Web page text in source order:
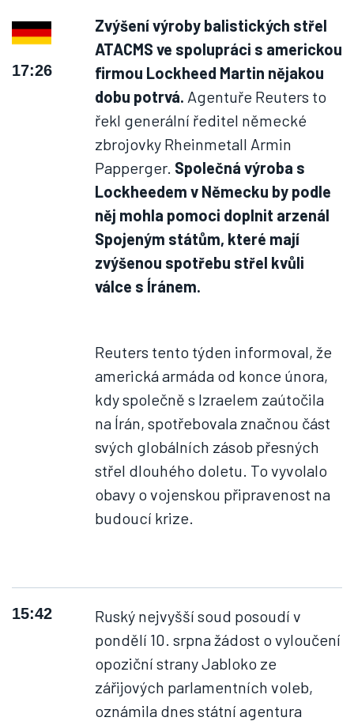
17:26
Zvýšení výroby balistických střel
ATACMS ve spolupráci s americkou
firmou Lockheed Martin nějakou
dobu potrvá. Agentuře Reuters to
řekl generální ředitel německé
zbrojovky Rheinmetall Armin
Papperger. Společná výroba s
Lockheedem v Německu by podle
něj mohla pomoci doplnit arzenál
Spojeným státům, které mají
zvýšenou spotřebu střel kvůli
válce s Íránem.
Reuters tento týden informoval, že
americká armáda od konce února,
kdy společně s Izraelem zaútočila
na Írán, spotřebovala značnou část
svých globálních zásob přesných
střel dlouhého doletu. To vyvolalo
obavy o vojenskou připravenost na
budoucí krize.
15:42
Ruský nejvyšší soud posoudí v
pondělí 10. srpna žádost o vyloučení
opoziční strany Jabloko ze
zářijových parlamentních voleb,
oznámila dnes státní agentura